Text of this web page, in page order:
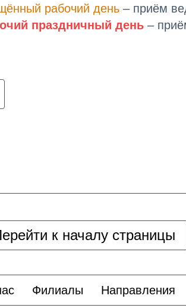
рабочий день – приём
праздничный день –
к началу страницы
Филиалы Направления